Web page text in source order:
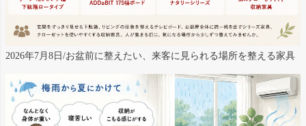
2026年7月8日/お盆前に整えたい、来客に見られる場所を整える家具